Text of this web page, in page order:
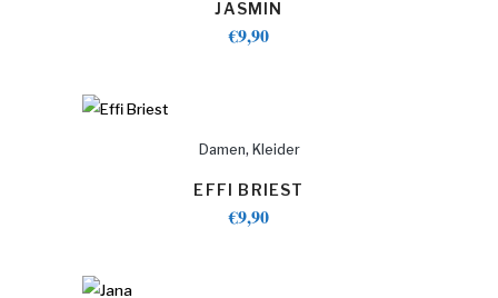
JASMIN
€9,90
Damen, Kleider
EFFI BRIEST
€9,90